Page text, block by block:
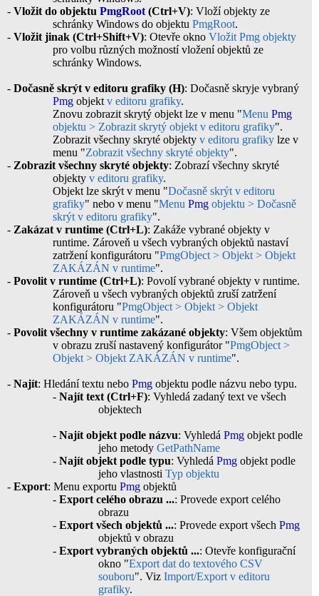
- Vložit do objektu PmgRoot (Ctrl+V): Vloží objekty ze
schránky Windows do objektu PmgRoot.
- Vložit jinak (Ctrl+Shift+V): Otevře okno Vložit Pmg objekty
pro volbu různých možností vložení objektů ze
schránky Windows.
- Dočasně skrýt v editoru grafiky (H): Dočasně skryje vybraný
Pmg objekt v editoru grafiky.
Znovu zobrazit skrytý objekt lze v menu "Menu Pmg
objektu > Zobrazit skrytý objekt v editoru grafiky".
Zobrazit všechny skryté objekty v editoru grafiky lze v
menu "Zobrazit všechny skryté objekty".
- Zobrazit všechny skryté objekty: Zobrazí všechny skryté
objekty v editoru grafiky.
Objekt lze skrýt v menu "Dočasně skrýt v editoru
grafiky" nebo v menu "Menu Pmg objektu > Dočasně
skrýt v editoru grafiky".
- Zakázat v runtime (Ctrl+L): Zakáže vybrané objekty v
runtime. Zároveň u všech vybraných objektů nastaví
zatržení konfigurátoru "PmgObject > Objekt > Objekt
ZAKÁZÁN v runtime".
- Povolit v runtime (Ctrl+L): Povolí vybrané objekty v runtime.
Zároveň u všech vybraných objektů zruší zatržení
konfigurátoru "PmgObject > Objekt > Objekt
ZAKÁZÁN v runtime".
- Povolit všechny v runtime zakázané objekty: Všem objektům
v obrazu zruší nastavený konfigurátor "PmgObject >
Objekt > Objekt ZAKÁZÁN v runtime".
- Najít: Hledání textu nebo Pmg objektu podle názvu nebo typu.
- Najít text (Ctrl+F): Vyhledá zadaný text ve všech
objektech
- Najít objekt podle názvu: Vyhledá Pmg objekt podle
jeho metody GetPathName
- Najít objekt podle typu: Vyhledá Pmg objekt podle
jeho vlastnosti Typ objektu
- Export: Menu exportu Pmg objektů
- Export celého obrazu ...: Provede export celého
obrazu
- Export všech objektů ...: Provede export všech Pmg
objektů v obrazu
- Export vybraných objektů ...: Otevře konfigurační
okno "Export dat do textového CSV
souboru". Viz Import/Export v editoru
grafiky.